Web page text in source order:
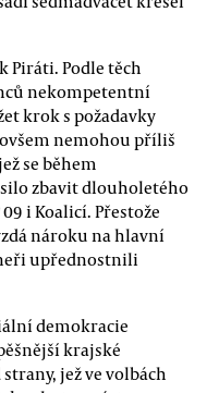
Piráti. Podle těch
nekompetentní
krok s požadavky
nemohou příliš
se během
zbavit dlouholetého
i Koalicí. Přestože
nároku na hlavní
upřednostnili
demokracie
krajské
jež ve volbách